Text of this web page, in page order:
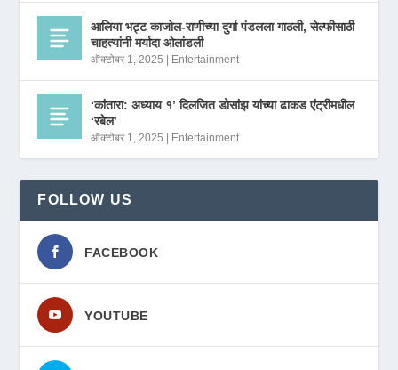
आलिया भट्ट काजोल-राणीच्या दुर्गा पंडलला गाठली, सेल्फीसाठी
चाहत्यांनी मर्यादा ओलांडली
ऑक्टोबर 1, 2025 Entertainment
‘कांतारा: अध्याय १’ दिलजित डोसांझ यांच्या ढाकड एंट्रीमधील
‘रबेल’
ऑक्टोबर 1, 2025 Entertainment
FOLLOW US
FACEBOOK
YOUTUBE